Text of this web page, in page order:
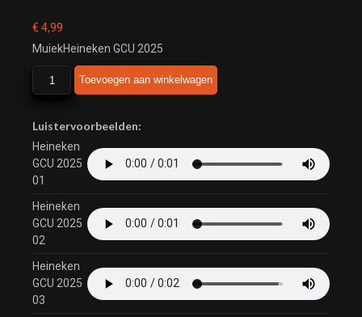
€ 4,99
MuiekHeineken GCU 2025
Heineken
GCU
aantal
Toevoegen aan winkelwagen
Luistervoorbeelden:
Heineken
GCU 2025
01
Heineken
GCU 2025
02
Heineken
GCU 2025
03